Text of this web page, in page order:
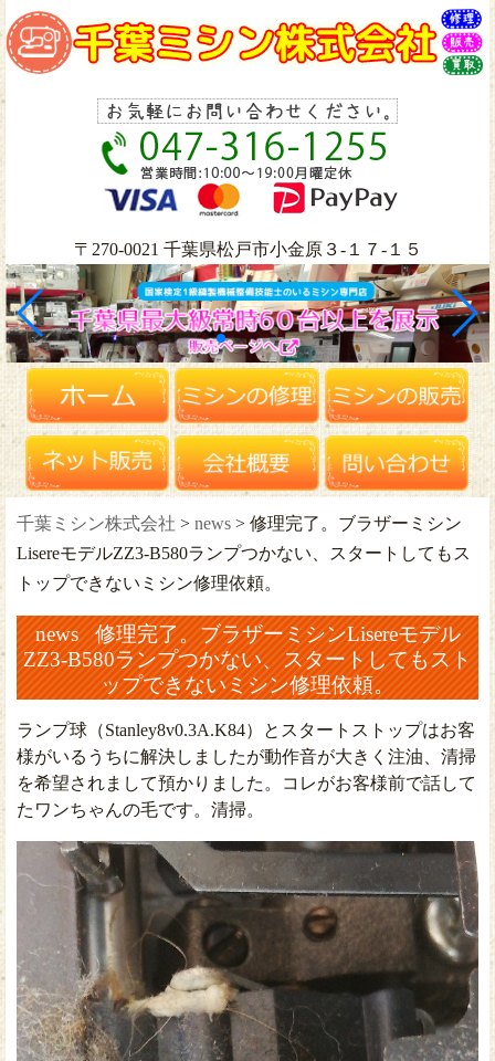
〒270-0021 千葉県松戸市小金原３-１７-１５
千葉ミシン株式会社 > news > 修理完了。ブラザーミシン
LisereモデルZZ3-B580ランプつかない、スタートしてもス
トップできないミシン修理依頼。
news 修理完了。ブラザーミシンLisereモデル
ZZ3-B580ランプつかない、スタートしてもスト
ップできないミシン修理依頼。
ランプ球（Stanley8v0.3A.K84）とスタートストップはお客
様がいるうちに解決しましたが動作音が大きく注油、清掃
を希望されまして預かりました。コレがお客様前で話して
たワンちゃんの毛です。清掃。